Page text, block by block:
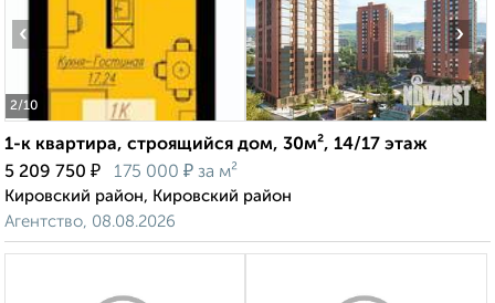
2/10
‹ ›
1-к квартира, строящийся дом, 30м², 14/17 этаж
5 209 750 ₽ 175 000 ₽ за м²
Кировский район, Кировский район
Агентство, 08.08.2026